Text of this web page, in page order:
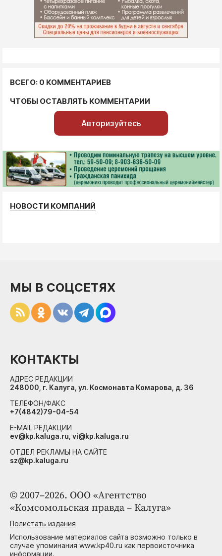
ВСЕГО: 0 КОММЕНТАРИЕВ
ЧТОБЫ ОСТАВЛЯТЬ КОММЕНТАРИИ
Авторизуйтесь
НОВОСТИ КОМПАНИЙ
© 2007–2026. ООО «Агентство
«Комсомольская правда – Калуга»
Полистать издания
Использование материалов сайта возможно только в
случае упоминания www.kp40.ru как первоисточника
информации.
МЫ В СОЦСЕТЯХ
КОНТАКТЫ
АДРЕС РЕДАКЦИИ
248000, г. Калуга, ул. Космонавта Комарова, д. 36
ТЕЛЕФОН/ФАКС
+7(4842)79-04-54
E-MAIL РЕДАКЦИИ
ev@kp.kaluga.ru, vi@kp.kaluga.ru
ОТДЕЛ РЕКЛАМЫ НА САЙТЕ
sz@kp.kaluga.ru